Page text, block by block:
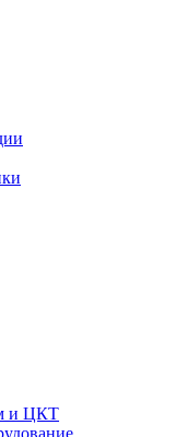
и ЦКТ